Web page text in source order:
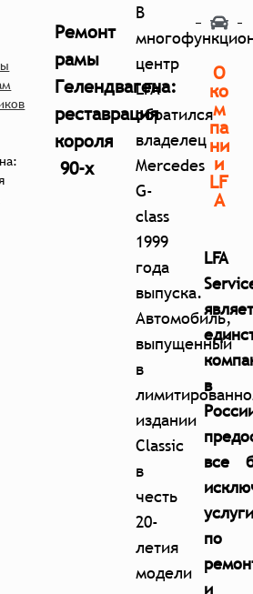
Ремонт
рамы
Гелендвагена:
реставрация
короля
90-х
В
центр
LFA
обратился
владелец
Mercedes
G-
class
1999
года
выпуска.
Автомобиль,
выпущенный
в
издании
Classic
в
честь
20-
летия
модели
О
ко
м
па
ни
и
LF
A
LFA
в
все
услуги
по
и